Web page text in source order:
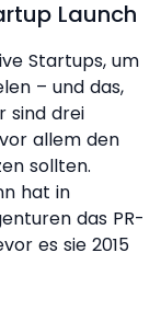
Launch
Startups, um
– und das,
sind drei
allem den
sollten.
hat in
das PR-
es sie 2015